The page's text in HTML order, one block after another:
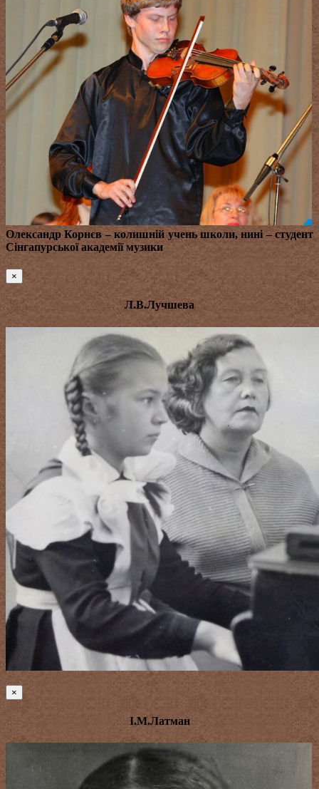
Олександр Корнєв– колишній учень школи, нині – студент
Сінгапурської академії музики
×
Л.В.Лучшева
×
І.М.Латман